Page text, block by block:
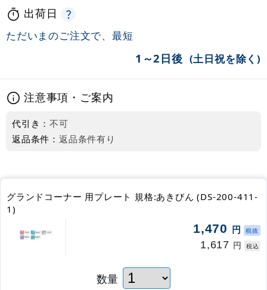
出荷日
ただいまのご注文で、最短
1～2日後 (土日祝を除く)
注意事項・ご案内
代引き：不可
返品条件： 返品条件有り
グランドコーナー 用プレート 規格:あきびん (DS-200-411-
1)
1,470 円 税抜
1,617 円 税込
数量